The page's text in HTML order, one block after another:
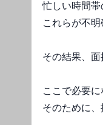
忙しい時間帯
これらが不
その結果、
ここで必要
そのために